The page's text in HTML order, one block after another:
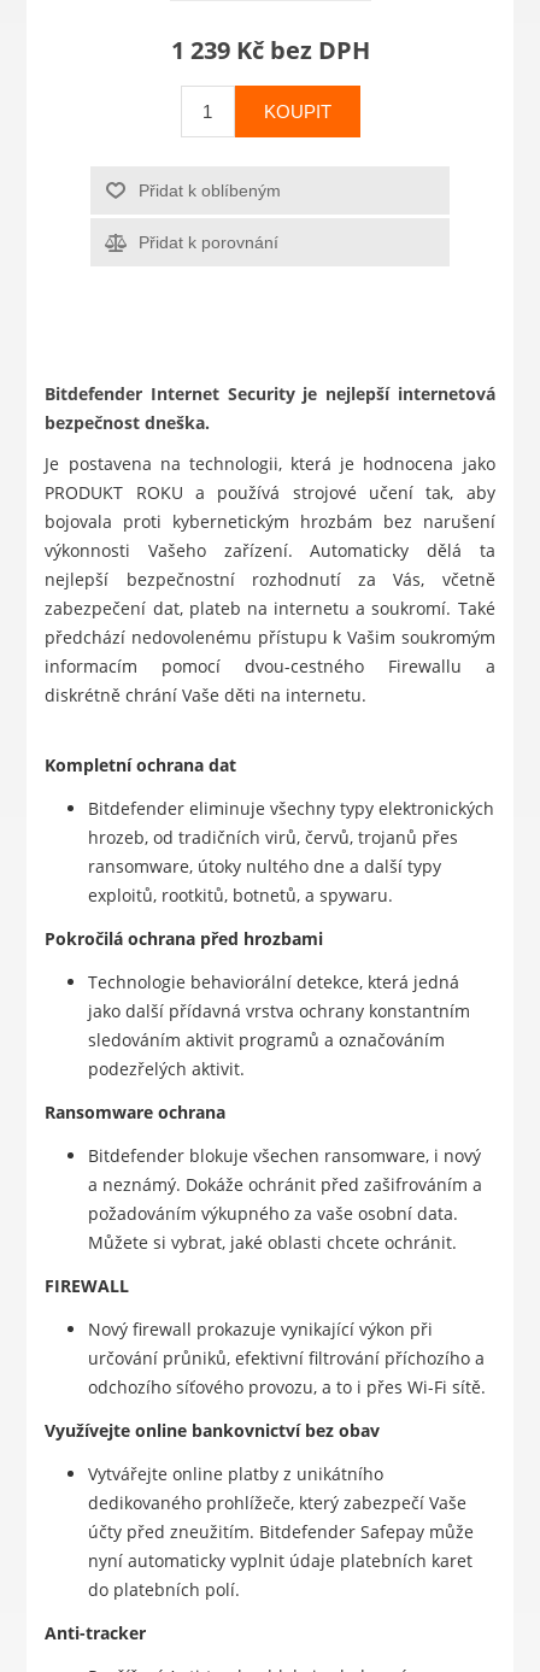
1 239 Kč bez DPH
KOUPIT
Přidat k oblíbeným
Přidat k porovnání
Bitdefender Internet Security je nejlepší internetová
bezpečnost dneška.
Je postavena na technologii, která je hodnocena jako
PRODUKT ROKU a používá strojové učení tak, aby
bojovala proti kybernetickým hrozbám bez narušení
výkonnosti Vašeho zařízení. Automaticky dělá ta
nejlepší bezpečnostní rozhodnutí za Vás, včetně
zabezpečení dat, plateb na internetu a soukromí. Také
předchází nedovolenému přístupu k Vašim soukromým
informacím pomocí dvou-cestného Firewallu a
diskrétně chrání Vaše děti na internetu.
Kompletní ochrana dat
Bitdefender eliminuje všechny typy elektronických
hrozeb, od tradičních virů, červů, trojanů přes
ransomware, útoky nultého dne a další typy
exploitů, rootkitů, botnetů, a spywaru.
Pokročilá ochrana před hrozbami
Technologie behaviorální detekce, která jedná
jako další přídavná vrstva ochrany konstantním
sledováním aktivit programů a označováním
podezřelých aktivit.
Ransomware ochrana
Bitdefender blokuje všechen ransomware, i nový
a neznámý. Dokáže ochránit před zašifrováním a
požadováním výkupného za vaše osobní data.
Můžete si vybrat, jaké oblasti chcete ochránit.
FIREWALL
Nový firewall prokazuje vynikající výkon při
určování průniků, efektivní filtrování příchozího a
odchozího síťového provozu, a to i přes Wi-Fi sítě.
Využívejte online bankovnictví bez obav
Vytvářejte online platby z unikátního
dedikovaného prohlížeče, který zabezpečí Vaše
účty před zneužitím. Bitdefender Safepay může
nyní automaticky vyplnit údaje platebních karet
do platebních polí.
Anti-tracker